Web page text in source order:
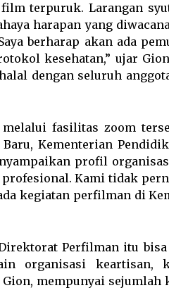
terpuruk. Larangan
harapan yang
berharap akan ada
kesehatan,” ujar
dengan seluruh
fasilitas zoom
Kementerian
profil
Kami tidak
kegiatan perfilman di
Perfilman itu
organisasi keartisan,
mempunyai